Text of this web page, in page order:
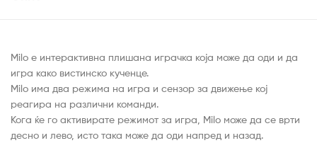
Milo е интерактивна плишана играчка која може да оди и да
игра како вистинско кученце.
Milo има два режима на игра и сензор за движење кој
реагира на различни команди.
Кога ќе го активирате режимот за игра, Milo може да се врти
десно и лево, исто така може да оди напред и назад.